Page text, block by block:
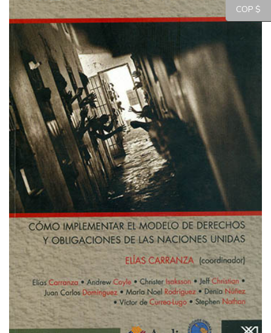
COP $